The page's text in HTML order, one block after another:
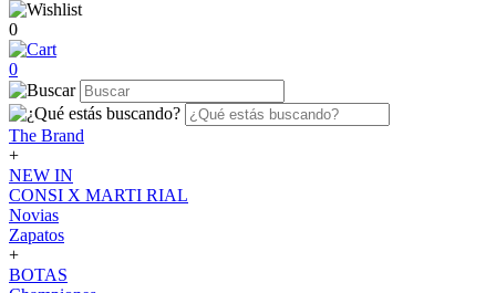
0
0
The Brand
+
NEW IN
CONSI X MARTI RIAL
Novias
Zapatos
+
BOTAS